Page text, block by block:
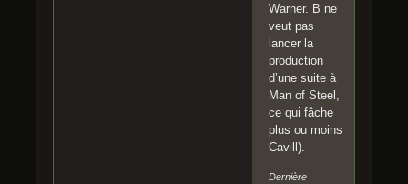
Warner. B ne
veut pas
lancer la
production
d’une suite à
Man of Steel,
ce qui fâche
plus ou moins
Cavill).
Dernière